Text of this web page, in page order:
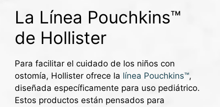
La Línea Pouchkins™
de Hollister
Para facilitar el cuidado de los niños con
ostomía, Hollister ofrece la línea Pouchkins™,
diseñada específicamente para uso pediátrico.
Estos productos están pensados para